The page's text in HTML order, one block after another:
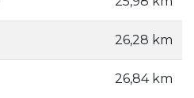
26,28 km
26,84 km